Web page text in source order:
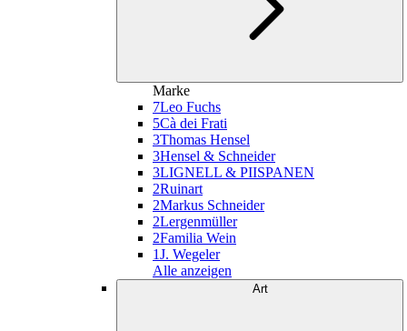
Marke
7Leo Fuchs
5Cà dei Frati
3Thomas Hensel
3Hensel & Schneider
3LIGNELL & PIISPANEN
2Ruinart
2Markus Schneider
2Lergenmüller
2Familia Wein
1J. Wegeler
Alle anzeigen
Art